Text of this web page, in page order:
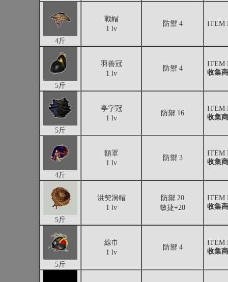
4斤
戰帽
1 lv
防禦 4 ITEM
5斤
羽善冠
1 lv
防禦 4
ITEM
收集
5斤
亭字冠
1 lv
防禦 16
ITEM
收集
4斤
額罩
1 lv
防禦 3
ITEM
收集
5斤
洪契洞帽
1 lv
防禦 20
敏捷+20
ITEM
收集
5斤
線巾
1 lv
防禦 4
ITEM
收集